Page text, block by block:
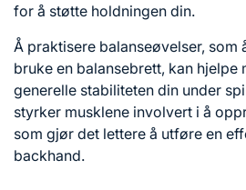
for å støtte holdningen din.
Å praktisere balanseøvelser, som
bruke en balansebrett, kan hjelpe
generelle stabiliteten din under
styrker musklene involvert i å
som gjør det lettere å utføre en
backhand.